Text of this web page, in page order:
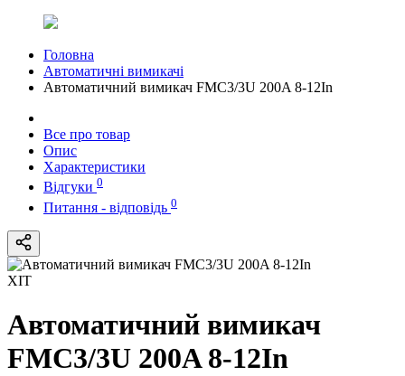
Головна
Автоматичні вимикачі
Автоматичний вимикач FMC3/3U 200A 8-12In
Все про товар
Опис
Характеристики
Відгуки 0
Питання - відповідь 0
ХІТ
Автоматичний вимикач
FMC3/3U 200A 8-12In